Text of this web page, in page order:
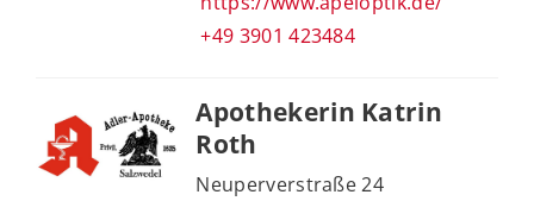
+49 3901 423484
Apothekerin Katrin
Roth
Neuperverstraße 24